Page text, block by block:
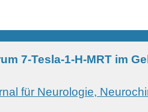
7-Tesla-1-H-MRT im
für Neurologie,